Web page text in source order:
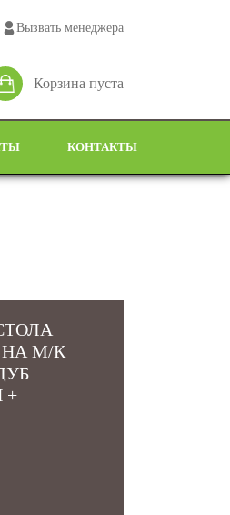
Вызвать менеджера
Корзина пуста
КОНТАКТЫ
НА М/К
+